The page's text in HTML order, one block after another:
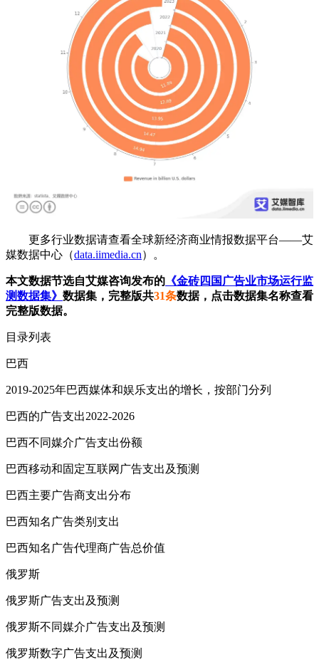
更多行业数据请查看全球新经济商业情报数据平台——艾
媒数据中心（data.iimedia.cn）。
本文数据节选自艾媒咨询发布的 《金砖四国广告业市场运行监
测数据集》 数据集，完整版共31条数据，点击数据集名称查看
完整版数据。
目录列表
巴西
2019-2025年巴西媒体和娱乐支出的增长，按部门分列
巴西的广告支出2022-2026
巴西不同媒介广告支出份额
巴西移动和固定互联网广告支出及预测
巴西主要广告商支出分布
巴西知名广告类别支出
巴西知名广告代理商广告总价值
俄罗斯
俄罗斯广告支出及预测
俄罗斯不同媒介广告支出及预测
俄罗斯数字广告支出及预测